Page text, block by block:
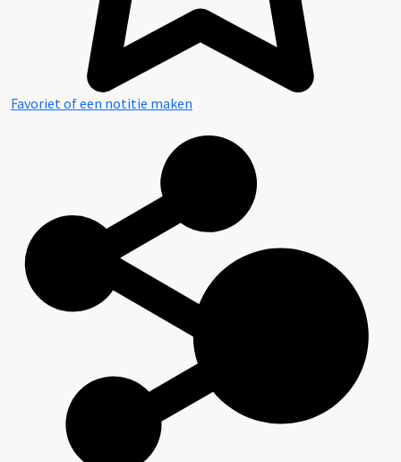
Favoriet of een notitie maken